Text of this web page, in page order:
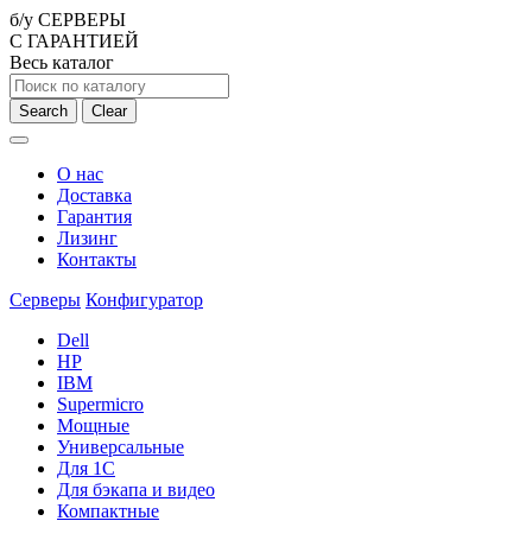
б/у СЕРВЕРЫ
С ГАРАНТИЕЙ
Весь каталог
Search Clear
О нас
Доставка
Гарантия
Лизинг
Контакты
Серверы Конфигуратор
Dell
HP
IBM
Supermicro
Мощные
Универсальные
Для 1С
Для бэкапа и видео
Компактные